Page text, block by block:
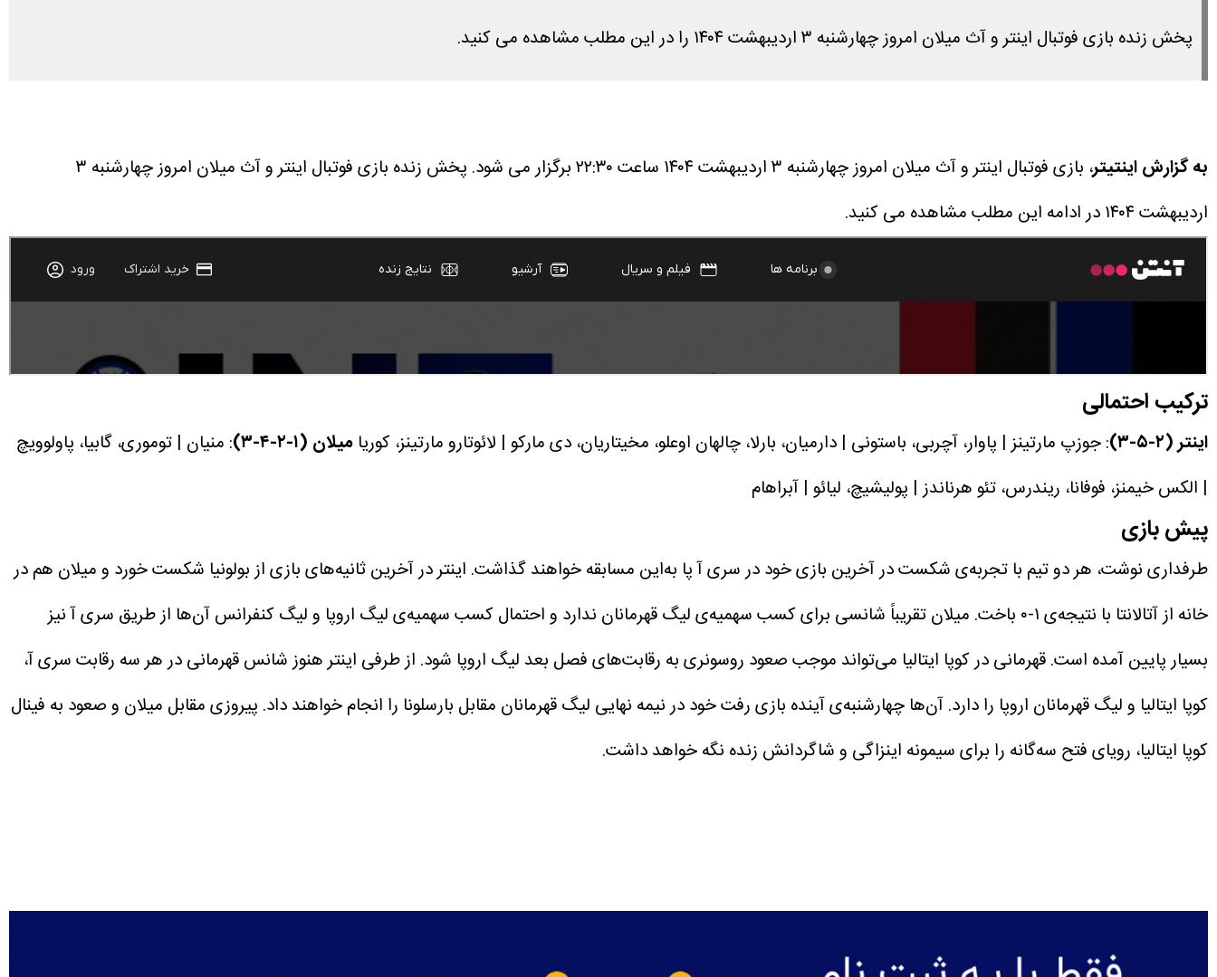
پخش زنده بازی فوتبال اینتر و آث میلان امروز چهارشنبه ۳ اردیبهشت ۱۴۰۴ را در این مطلب مشاهده می کنید.
به گزارش اینتیتر، بازی فوتبال اینتر و آث میلان امروز چهارشنبه ۳ اردیبهشت ۱۴۰۴ ساعت ۲۲:۳۰ برگزار می شود.
پخش زنده بازی فوتبال اینتر و آث میلان امروز چهارشنبه ۳
اردیبهشت ۱۴۰۴ در ادامه این مطلب مشاهده می کنید.
ترکیب احتمالی
اینتر (۲-۵-۳) : جوزپ مارتینز | پاوار، آچربی، باستونی | دارمیان، بارلا، چالهان اوعلو، مخیتاریان، دی مارکو | لائوتارو مارتینز، کوریامیلان (۱-۲-۴-۳)
: منیان | توموری، گابیا، پاولوویچ
| الکس خیمنز، فوفانا، ریندرس، تئو هرناندز | پولیشیچ، لیائو | آبراهام
پیش بازی
طرفداری نوشت، هر دو تیم با تجربه‌ی شکست در آخرین بازی خود در سری آ پا به‌این مسابقه خواهند گذاشت. اینتر در آخرین ثانیه‌های بازی از بولونیا شکست خورد و میلان هم در
خانه از آتالانتا با نتیجه‌ی ۱-۰ باخت. میلان تقریباً شانسی برای کسب سهمیه‌ی لیگ قهرمانان ندارد و احتمال کسب سهمیه‌ی لیگ اروپا و لیگ کنفرانس آن‌ها از طریق سری آ نیز
بسیار پایین آمده است. قهرمانی در کوپا ایتالیا می‌تواند موجب صعود روسونری به رقابت‌های فصل بعد لیگ اروپا شود. از طرفی اینتر هنوز شانس قهرمانی در هر سه رقابت سری آ،
کوپا ایتالیا و لیگ قهرمانان اروپا را دارد. آن‌ها چهارشنبه‌ی آینده بازی رفت خود در نیمه نهایی لیگ قهرمانان مقابل بارسلونا را انجام خواهند داد. پیروزی مقابل میلان و صعود به فینال
کوپا ایتالیا، رویای فتح سه‌گانه را برای سیمونه اینزاگی و شاگردانش زنده نگه خواهد داشت.